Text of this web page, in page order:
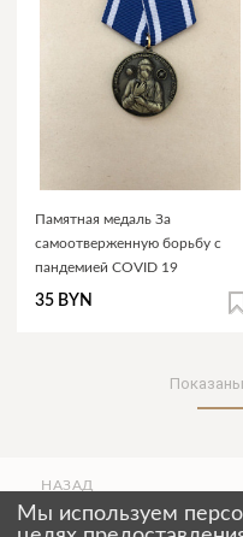
Памятная медаль За
самоотверженную борьбу с
пандемией COVID 19
35 BYN
Показаны
НАЗАД
СТРАНИЦЫ
Мы используем